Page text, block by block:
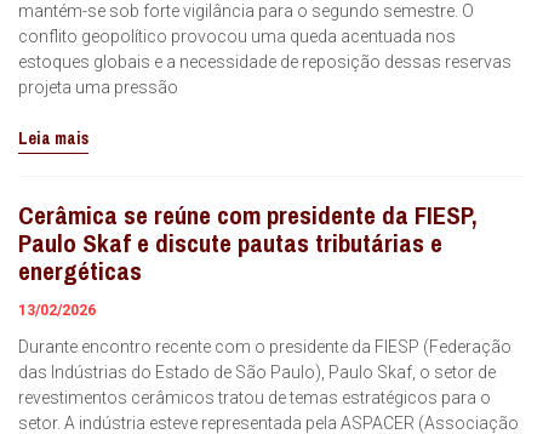
mantém-se sob forte vigilância para o segundo semestre. O
conflito geopolítico provocou uma queda acentuada nos
estoques globais e a necessidade de reposição dessas reservas
projeta uma pressão
Leia mais
Cerâmica se reúne com presidente da FIESP,
Paulo Skaf e discute pautas tributárias e
energéticas
13/02/2026
Durante encontro recente com o presidente da FIESP (Federação
das Indústrias do Estado de São Paulo), Paulo Skaf, o setor de
revestimentos cerâmicos tratou de temas estratégicos para o
setor. A indústria esteve representada pela ASPACER (Associação